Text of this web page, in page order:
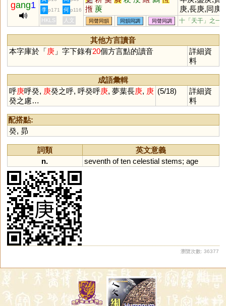
gang1
揯 菮
庚,長庚,同庚,
庚癸,庚辛,庚
帖,庚信,庚癸
呼,庚子之役,
子賠款
李 p171 何 p116
HKLS 人文 同聲同韻 同韻同調 同聲同調 十「天干」之一
其他方言讀音
本字庫於「庚」字下錄有20個方言點的讀音
詳細資
料
成語彙輯
呼庚呼癸, 庚癸之呼, 呼癸呼庚, 夢葉長庚, 庚
癸之慮…
(5/18)
詳細資
料
配搭點:
癸, 昴
詞類
英文意義
n.
seventh of ten celestial stems; age
瀏覽次數: 36377